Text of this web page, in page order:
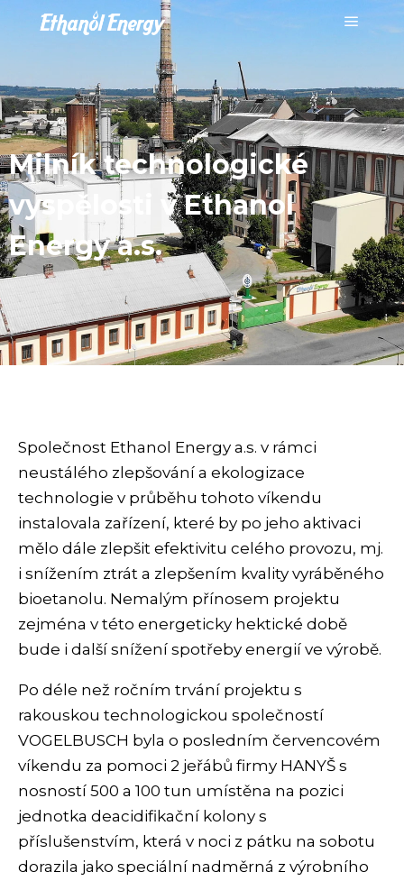
Milník technologické
vyspělosti v Ethanol
Energy a.s.
Společnost Ethanol Energy a.s. v rámci
neustálého zlepšování a ekologizace
technologie v průběhu tohoto víkendu
instalovala zařízení, které by po jeho aktivaci
mělo dále zlepšit efektivitu celého provozu, mj.
i snížením ztrát a zlepšením kvality vyráběného
bioetanolu. Nemalým přínosem projektu
zejména v této energeticky hektické době
bude i další snížení spotřeby energií ve výrobě.
Po déle než ročním trvání projektu s
rakouskou technologickou společností
VOGELBUSCH byla o posledním červencovém
víkendu za pomoci 2 jeřábů firmy HANYŠ s
nosností 500 a 100 tun umístěna na pozici
jednotka deacidifikační kolony s
příslušenstvím, která v noci z pátku na sobotu
dorazila jako speciální nadměrná z výrobního